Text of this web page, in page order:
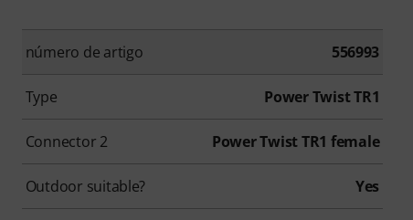
número de artigo 556993
Type Power Twist TR1
Connector 2 Power Twist TR1 female
Outdoor suitable? Yes